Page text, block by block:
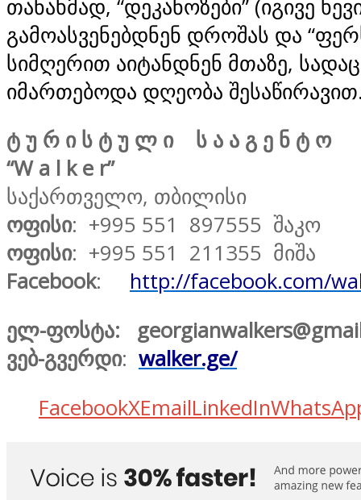
თანახმად, “დეკანოზები” (იგივე
გამოასვენებდნენ დროშას და
სიმღერით აიტანდნენ მთაზე, სადაც
იმართებოდა დღეობა
ტ უ რ ი ს ტ უ ლ ი ს ა ა გ ე ნ ტ ო
“W a l k e r”
საქართველო, თბილისი
ოფისი: +995 551 897555 შაკო
ოფისი: +995 551 211355 მიშა
Facebook: http://facebook.com/
ელ-ფოსტა:
ვებ-გვერდი: walker.ge/
FacebookXEmailLinkedIn